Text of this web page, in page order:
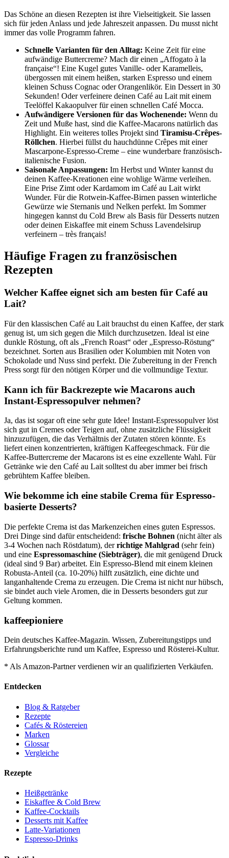
Das Schöne an diesen Rezepten ist ihre Vielseitigkeit. Sie lassen
sich für jeden Anlass und jede Jahreszeit anpassen. Du musst nicht
immer das volle Programm fahren.
Schnelle Varianten für den Alltag: Keine Zeit für eine
aufwändige Buttercreme? Mach dir einen „Affogato à la
française“! Eine Kugel gutes Vanille- oder Karamelleis,
übergossen mit einem heißen, starken Espresso und einem
kleinen Schuss Cognac oder Orangenlikör. Ein Dessert in 30
Sekunden! Oder verfeinere deinen Café au Lait mit einem
Teelöffel Kakaopulver für einen schnellen Café Mocca.
Aufwändigere Versionen für das Wochenende: Wenn du
Zeit und Muße hast, sind die Kaffee-Macarons natürlich das
Highlight. Ein weiteres tolles Projekt sind Tiramisu-Crêpes-
Röllchen. Hierbei füllst du hauchdünne Crêpes mit einer
Mascarpone-Espresso-Creme – eine wunderbare französisch-
italienische Fusion.
Saisonale Anpassungen: Im Herbst und Winter kannst du
deinen Kaffee-Kreationen eine wohlige Wärme verleihen.
Eine Prise Zimt oder Kardamom im Café au Lait wirkt
Wunder. Für die Rotwein-Kaffee-Birnen passen winterliche
Gewürze wie Sternanis und Nelken perfekt. Im Sommer
hingegen kannst du Cold Brew als Basis für Desserts nutzen
oder deinen Eiskaffee mit einem Schuss Lavendelsirup
verfeinern – très français!
Häufige Fragen zu französischen
Rezepten
Welcher Kaffee eignet sich am besten für Café au
Lait?
Für den klassischen Café au Lait brauchst du einen Kaffee, der stark
genug ist, um sich gegen die Milch durchzusetzen. Ideal ist eine
dunkle Röstung, oft als „French Roast“ oder „Espresso-Röstung“
bezeichnet. Sorten aus Brasilien oder Kolumbien mit Noten von
Schokolade und Nuss sind perfekt. Die Zubereitung in der French
Press sorgt für den nötigen Körper und die vollmundige Textur.
Kann ich für Backrezepte wie Macarons auch
Instant-Espressopulver nehmen?
Ja, das ist sogar oft eine sehr gute Idee! Instant-Espressopulver löst
sich gut in Cremes oder Teigen auf, ohne zusätzliche Flüssigkeit
hinzuzufügen, die das Verhältnis der Zutaten stören könnte. Es
liefert einen konzentrierten, kräftigen Kaffeegeschmack. Für die
Kaffee-Buttercreme der Macarons ist es eine exzellente Wahl. Für
Getränke wie den Café au Lait solltest du aber immer bei frisch
gebrühtem Kaffee bleiben.
Wie bekomme ich eine stabile Crema für Espresso-
basierte Desserts?
Die perfekte Crema ist das Markenzeichen eines guten Espressos.
Drei Dinge sind dafür entscheidend: frische Bohnen (nicht älter als
3-4 Wochen nach Röstdatum), derrichtige Mahlgrad (sehr fein)
und eine Espressomaschine (Siebträger), die mit genügend Druck
(ideal sind 9 Bar) arbeitet. Ein Espresso-Blend mit einem kleinen
Robusta-Anteil (ca. 10-20%) hilft zusätzlich, eine dichte und
langanhaltende Crema zu erzeugen. Die Crema ist nicht nur hübsch,
sie bindet auch viele Aromen, die in Desserts besonders gut zur
Geltung kommen.
kaffeepioniere
Dein deutsches Kaffee-Magazin. Wissen, Zubereitungstipps und
Erfahrungsberichte rund um Kaffee, Espresso und Rösterei-Kultur.
* Als Amazon-Partner verdienen wir an qualifizierten Verkäufen.
Entdecken
Blog & Ratgeber
Rezepte
Cafés & Röstereien
Marken
Glossar
Vergleiche
Rezepte
Heißgetränke
Eiskaffee & Cold Brew
Kaffee-Cocktails
Desserts mit Kaffee
Latte-Variationen
Espresso-Drinks